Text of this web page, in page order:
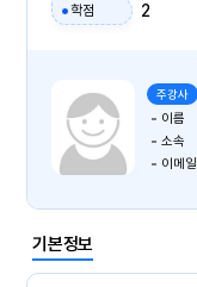
기본정보
학점 2
주강사
이름
소속
이메일